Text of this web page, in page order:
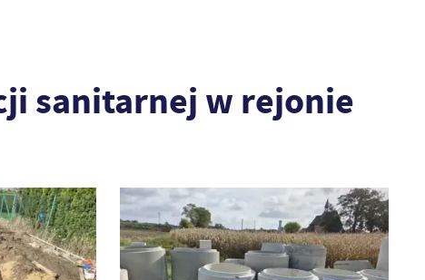
sanitarnej w rejonie